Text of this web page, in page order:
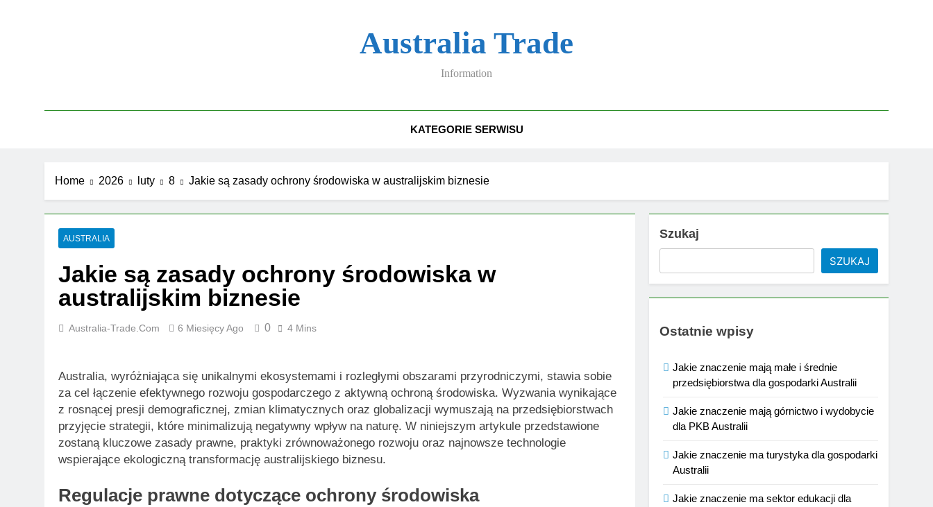
Australia Trade
Information
KATEGORIE SERWISU
Home 2026 luty 8 Jakie są zasady ochrony środowiska w australijskim biznesie
AUSTRALIA
Jakie są zasady ochrony środowiska w
australijskim biznesie
Australia-Trade.com 6 Miesięcy Ago 0 4 Mins
Australia, wyróżniająca się unikalnymi ekosystemami i rozległymi obszarami przyrodniczymi, stawia sobie
za cel łączenie efektywnego rozwoju gospodarczego z aktywną ochroną środowiska. Wyzwania wynikające
z rosnącej presji demograficznej, zmian klimatycznych oraz globalizacji wymuszają na przedsiębiorstwach
przyjęcie strategii, które minimalizują negatywny wpływ na naturę. W niniejszym artykule przedstawione
zostaną kluczowe zasady prawne, praktyki zrównoważonego rozwoju oraz najnowsze technologie
wspierające ekologiczną transformację australijskiego biznesu.
Regulacje prawne dotyczące ochrony środowiska
Szukaj
SZUKAJ
Ostatnie wpisy
Jakie znaczenie mają małe i średnie
przedsiębiorstwa dla gospodarki Australii
Jakie znaczenie mają górnictwo i wydobycie
dla PKB Australii
Jakie znaczenie ma turystyka dla gospodarki
Australii
Jakie znaczenie ma sektor edukacji dla